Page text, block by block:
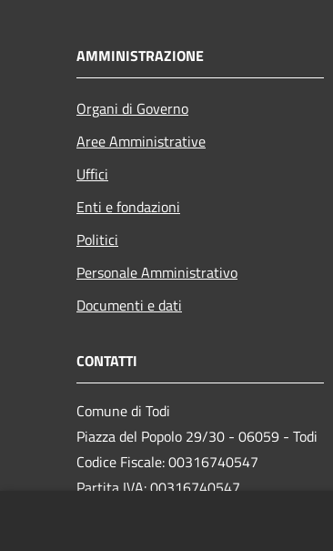
AMMINISTRAZIONE
Organi di Governo
Aree Amministrative
Uffici
Enti e fondazioni
Politici
Personale Amministrativo
Documenti e dati
CONTATTI
Comune di Todi
Piazza del Popolo 29/30 - 06059 - Todi
Codice Fiscale: 00316740547
Partita IVA: 00316740547